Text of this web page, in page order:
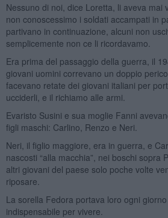
Nessuno di noi, dice Loretta, li aveva mai
non conoscessimo i soldati accampati in
partivano in continuazione, alcuni non
semplicemente non ce li ricordavamo.
Era prima del passaggio della guerra, il
giovani uomini correvano un doppio
facevano retate dei giovani italiani per
ucciderli, e il richiamo alle armi.
Evaristo Susini e sua moglie Fanni
figli maschi: Carlino, Renzo e Neri.
Neri, il figlio maggiore, era in guerra, e
nascosti “alla macchia”, nei boschi sopra
altri giovani del paese solo poche volte
riposare.
La sorella Fedora portava loro ogni
indispensabile per vivere.